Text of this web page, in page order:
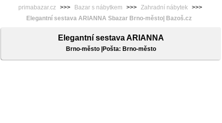
primabazar.cz >>> Bazar s nábytkem >>> Zahradní nábytek >>>
Elegantní sestava ARIANNA Sbazar Brno-město| Bazoš.cz
Elegantní sestava ARIANNA
Brno-město |Pošta: Brno-město